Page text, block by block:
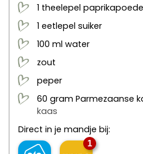
1 theelepel
1 eetlepel suiker
100 ml water
zout
peper
60 gram Parmezaanse
kaas
Direct in je mandje bij:
1